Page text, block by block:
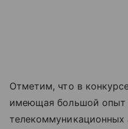
Отметим, что в
имеющая большой опыт
телекоммуникационных